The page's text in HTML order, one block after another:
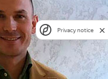
Privacy notice